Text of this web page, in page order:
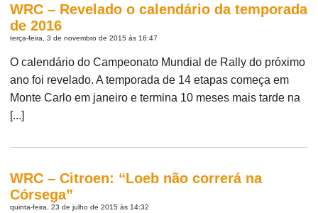
WRC – Revelado o calendário da temporada
de 2016
terça-feira, 3 de novembro de 2015 às 16:47
O calendário do Campeonato Mundial de Rally do próximo
ano foi revelado. A temporada de 14 etapas começa em
Monte Carlo em janeiro e termina 10 meses mais tarde na
[...]
WRC – Citroen: “Loeb não correrá na
Córsega”
quinta-feira, 23 de julho de 2015 às 14:32